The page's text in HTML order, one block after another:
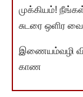
முக்கியம்!
சுடரை ஒளிர
இணையம்வழி
காண